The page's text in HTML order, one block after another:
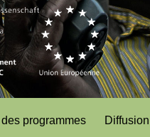
programmes Diffusion